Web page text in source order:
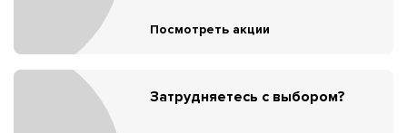
Посмотреть акции
Затрудняетесь с выбором?